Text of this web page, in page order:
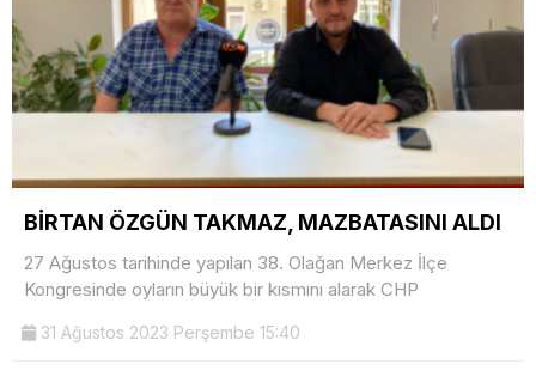
BİRTAN ÖZGÜN TAKMAZ, MAZBATASINI ALDI
27 Ağustos tarihinde yapılan 38. Olağan Merkez İlçe
Kongresinde oyların büyük bir kısmını alarak CHP
31 Ağustos 2023 Perşembe 15:40